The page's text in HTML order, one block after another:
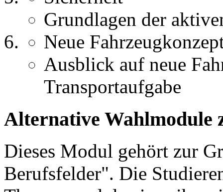
Grundlagen der
Neue
Ausblick auf neue
Transportaufgabe
Alternative Wahlmodule
Dieses Modul gehört zur
Berufsfelder". Die